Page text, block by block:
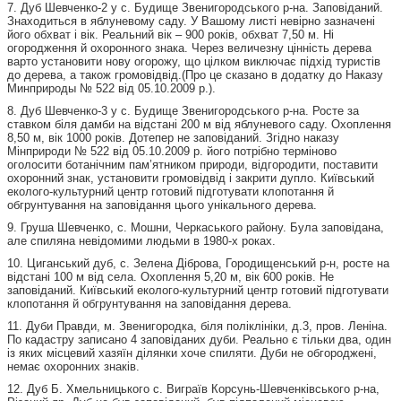
7. Дуб Шевченко-2 у с. Будище Звенигородського р-на. Заповіданий.
Знаходиться в яблуневому саду. У Вашому листі невірно зазначені
його обхват і вік. Реальний вік – 900 років, обхват 7,50 м. Ні
огородження й охоронного знака. Через величезну цінність дерева
варто установити нову огорожу, що цілком виключає підхід туристів
до дерева, а також громовідвід.(Про це сказано в додатку до Наказу
Минприроды № 522 від 05.10.2009 р.).
8. Дуб Шевченко-3 у с. Будище Звенигородського р-на. Росте за
ставком біля дамби на відстані 200 м від яблуневого саду. Охоплення
8,50 м, вік 1000 років. Дотепер не заповіданий. Згідно наказу
Мінприроди № 522 від 05.10.2009 р. його потрібно терміново
оголосити ботанічним пам’ятником природи, відгородити, поставити
охоронний знак, установити громовідвід і закрити дупло. Київський
еколого-культурний центр готовий підготувати клопотання й
обгрунтування на заповідання цього унікального дерева.
9. Груша Шевченко, с. Мошни, Черкаського району. Була заповідана,
але спиляна невідомими людьми в 1980-х роках.
10. Циганський дуб, с. Зелена Діброва, Городищенський р-н, росте на
відстані 100 м від села. Охоплення 5,20 м, вік 600 років. Не
заповіданий. Київський еколого-культурний центр готовий підготувати
клопотання й обгрунтування на заповідання дерева.
11. Дуби Правди, м. Звенигородка, біля поліклініки, д.3, пров. Леніна.
По кадастру записано 4 заповіданих дуби. Реально є тільки два, один
із яких місцевий хазяїн ділянки хоче спиляти. Дуби не обгороджені,
немає охоронних знаків.
12. Дуб Б. Хмельницького с. Виграїв Корсунь-Шевченківського р-на,